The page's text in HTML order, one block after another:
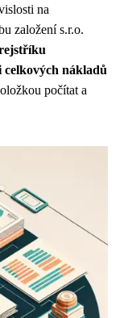
na
založení s.r.o.
nákladů
počítat a